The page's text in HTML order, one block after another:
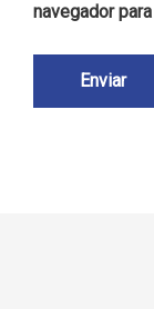
navegador